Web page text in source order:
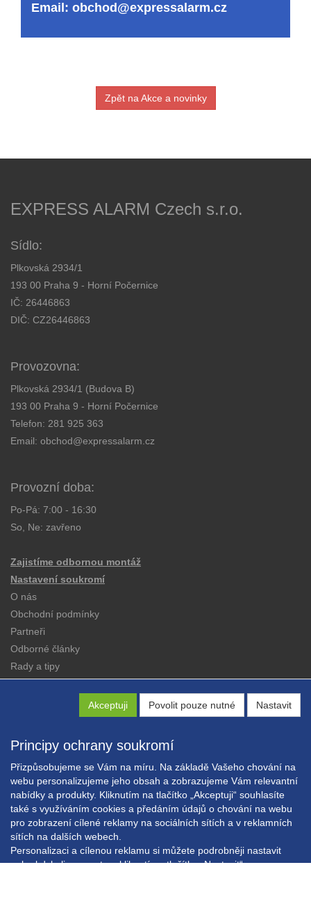
Akceptuji Povolit pouze nutné Nastavit
Principy ochrany soukromí
Přizpůsobujeme se Vám na míru. Na základě Vašeho chování na
webu personalizujeme jeho obsah a zobrazujeme Vám relevantní
nabídky a produkty. Kliknutím na tlačítko „Akceptuji“ souhlasíte
také s využíváním cookies a předáním údajů o chování na webu
pro zobrazení cílené reklamy na sociálních sítích a v reklamních
sítích na dalších webech.
Personalizaci a cílenou reklamu si můžete podrobněji nastavit
nebo kdykoli vypnout po kliknutí na tlačítko „Nastavit“.
Email: obchod@expressalarm.cz
Zpět na Akce a novinky
EXPRESS ALARM Czech s.r.o.
Sídlo:
Plkovská 2934/1
193 00 Praha 9 - Horní Počernice
IČ: 26446863
DIČ: CZ26446863
Provozovna:
Plkovská 2934/1 (Budova B)
193 00 Praha 9 - Horní Počernice
Telefon: 281 925 363
Email: obchod@expressalarm.cz
Provozní doba:
Po-Pá: 7:00 - 16:30
So, Ne: zavřeno
Zajistíme odbornou montáž
Nastavení soukromí
O nás
Obchodní podmínky
Partneři
Odborné články
Rady a tipy
Copyright © EXPRESS ALARM Czech s.r.o.
Powered byABRA E-shop